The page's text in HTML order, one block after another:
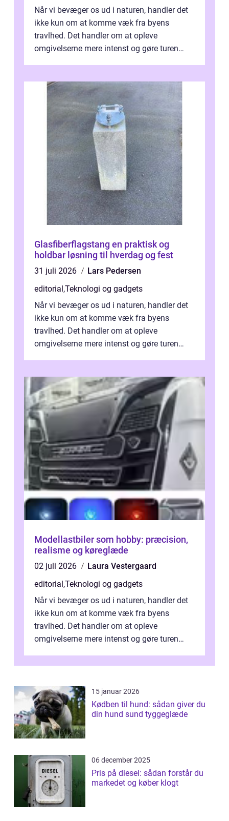
Når vi bevæger os ud i naturen, handler det
ikke kun om at komme væk fra byens
travlhed. Det handler om at opleve
omgivelserne mere intenst og gøre turen
Glasfiberflagstang en praktisk og
holdbar løsning til hverdag og fest
31 juli 2026
Lars Pedersen
editorial,Teknologi og gadgets
Når vi bevæger os ud i naturen, handler det
ikke kun om at komme væk fra byens
travlhed. Det handler om at opleve
omgivelserne mere intenst og gøre turen
Modellastbiler som hobby: præcision,
realisme og køreglæde
02 juli 2026
Laura Vestergaard
editorial,Teknologi og gadgets
Når vi bevæger os ud i naturen, handler det
ikke kun om at komme væk fra byens
travlhed. Det handler om at opleve
omgivelserne mere intenst og gøre turen
15 januar 2026
Kødben til hund: sådan giver du
din hund sund tyggeglæde
06 december 2025
Pris på diesel: sådan forstår du
markedet og køber klogt